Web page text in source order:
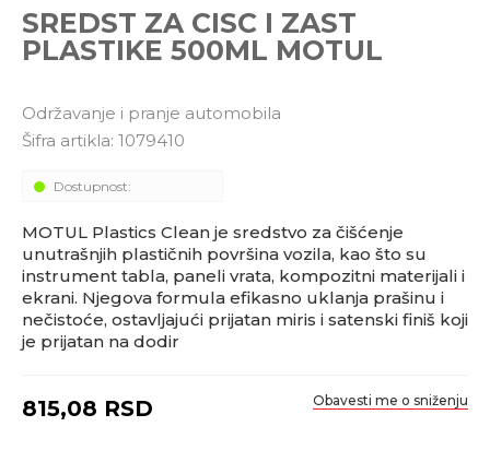
SREDST ZA CISC I ZAST
PLASTIKE 500ML MOTUL
Održavanje i pranje automobila
Šifra artikla: 1079410
Dostupnost:
MOTUL Plastics Clean je sredstvo za čišćenje
unutrašnjih plastičnih površina vozila, kao što su
instrument tabla, paneli vrata, kompozitni materijali i
ekrani. Njegova formula efikasno uklanja prašinu i
nečistoće, ostavljajući prijatan miris i satenski finiš koji
je prijatan na dodir
815,08 RSD Obavesti me o sniženju